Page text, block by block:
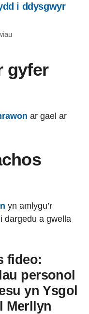
i ddysgwyr
gyfer
ar gael ar
yn amlygu’r
dargedu a gwella
fideo:
personol
yn Ysgol
Merllyn